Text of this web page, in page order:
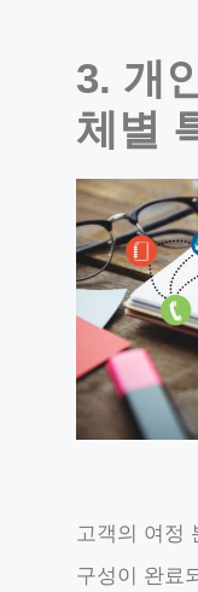
3. 개
체별
고객의 여정
구성이 완료